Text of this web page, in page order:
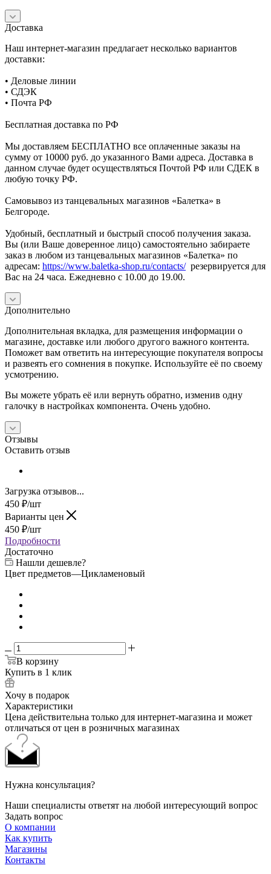
Доставка
Наш интернет-магазин предлагает несколько вариантов
доставки:
• Деловые линии
• СДЭК
• Почта РФ
Бесплатная доставка по РФ
Мы доставляем БЕСПЛАТНО все оплаченные заказы на
сумму от 10000 руб. до указанного Вами адреса. Доставка в
данном случае будет осуществляться Почтой РФ или СДЕК в
любую точку РФ.
Самовывоз из танцевальных магазинов «Балетка» в
Белгороде.
Удобный, бесплатный и быстрый способ получения заказа.
Вы (или Ваше доверенное лицо) самостоятельно забираете
заказ в любом из танцевальных магазинов «Балетка» по
адресам: https://www.baletka-shop.ru/contacts/резервируется для
Вас на 24 часа. Ежедневно с 10.00 до 19.00.
Дополнительно
Дополнительная вкладка, для размещения информации о
магазине, доставке или любого другого важного контента.
Поможет вам ответить на интересующие покупателя вопросы
и развеять его сомнения в покупке. Используйте её по своему
усмотрению.
Вы можете убрать её или вернуть обратно, изменив одну
галочку в настройках компонента. Очень удобно.
Отзывы
Оставить отзыв
Загрузка отзывов...
450 ₽/шт
Варианты цен
450 ₽/шт
Подробности
Достаточно
Нашли дешевле?
Цвет предметов—Цикламеновый
В корзину
Купить в 1 клик
Хочу в подарок
Характеристики
Цена действительна только для интернет-магазина и может
отличаться от цен в розничных магазинах
Нужна консультация?
Наши специалисты ответят на любой интересующий вопрос
Задать вопрос
О компании
Как купить
Магазины
Контакты